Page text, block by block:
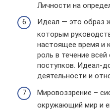
Личности на
Идеал — это образ
которым
настоящее время и
роль в течение
поступков. Идеал-
деятельности и
Мировоззрение –
окружающий мир и